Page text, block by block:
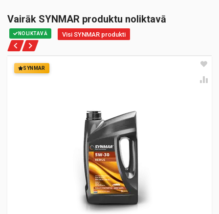
Vairāk SYNMAR produktu noliktavā
NOLIKTAVĀ Visi SYNMAR produkti
SYNMAR